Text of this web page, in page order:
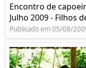
Encontro de
Julho 2009 - Filhos
Publicado em 05/08/